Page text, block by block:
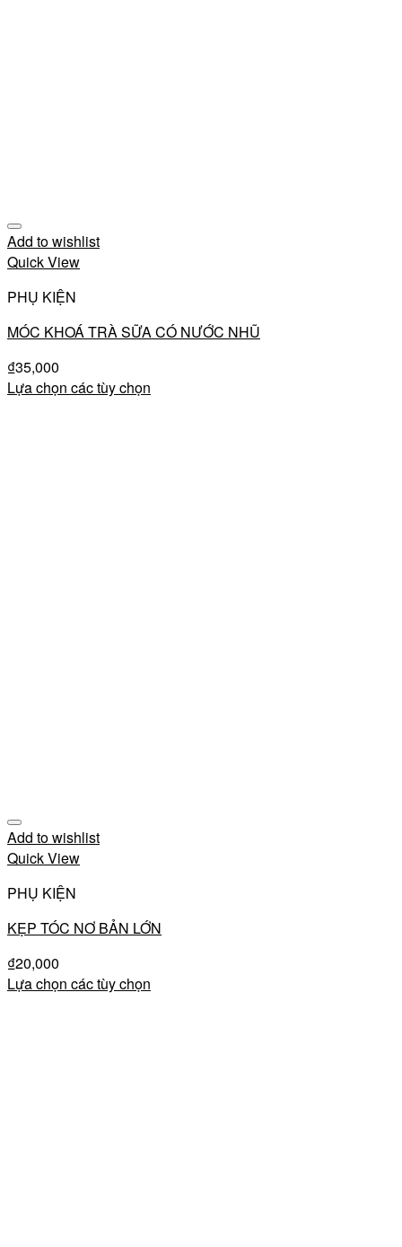
Add to wishlist
Quick View
PHỤ KIỆN
MÓC KHOÁ TRÀ SỮA CÓ NƯỚC NHŨ
₫35,000
Lựa chọn các tùy chọn
Add to wishlist
Quick View
PHỤ KIỆN
KẸP TÓC NƠ BẢN LỚN
₫20,000
Lựa chọn các tùy chọn